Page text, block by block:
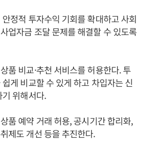
정적 투자수익 기회를 확대하고 사회
업자금 조달 문제를 해결할 수 있도록
품 비교·추천 서비스를 허용한다. 투
게 비교할 수 있게 하고 차입자는 신
위해서다.
품 예약 거래 허용, 공시기간 합리화,
제도 개선 등을 추진한다.